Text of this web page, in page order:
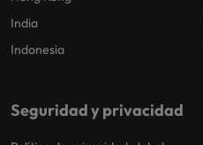
India
Indonesia
Seguridad y privacidad